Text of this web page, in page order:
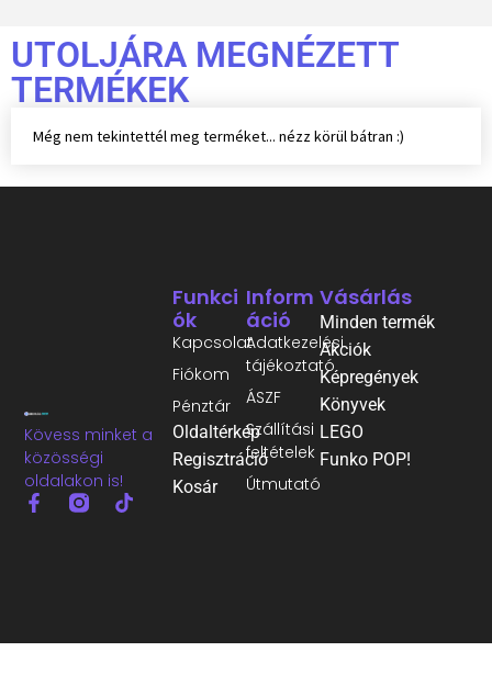
UTOLJÁRA MEGNÉZETT
TERMÉKEK
Még nem tekintettél meg terméket... nézz körül bátran :)
Kövess minket a
közösségi
oldalakon is!
Inform
Áció
Adatkezelési
tájékoztató
ÁSZF
Szállítási
feltételek
Útmutató
Funkci
Ók
Kapcsolat
Fiókom
Pénztár
Oldaltérkép
Regisztráció
Kosár
Vásárlás
Minden termék
Akciók
Képregények
Könyvek
LEGO
Funko POP!